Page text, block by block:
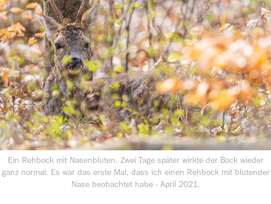
Ein Rehbock mit Nasenbluten. Zwei Tage später wirkte der Bock wieder
ganz normal. Es war das erste Mal, dass ich einen Rehbock mit blutender
Nase beobachtet habe - April 2021.